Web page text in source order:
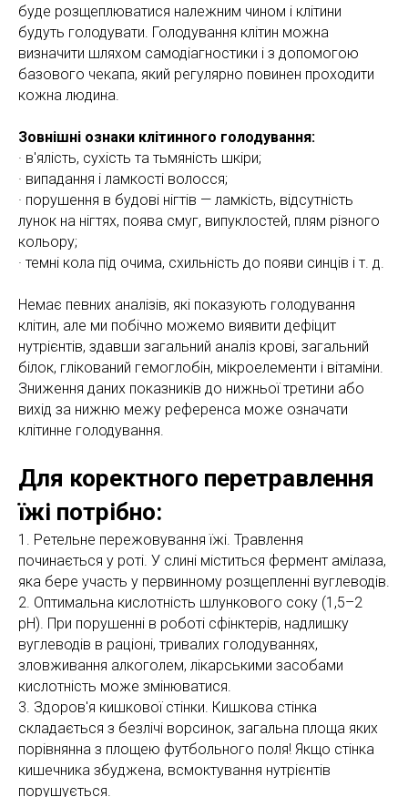
буде розщеплюватися належним чином і клітини
будуть голодувати. Голодування клітин можна
визначити шляхом самодіагностики і з допомогою
базового чекапа, який регулярно повинен проходити
кожна людина.
Зовнішні ознаки клітинного голодування:
· в'ялість, сухість та тьмяність шкіри;
· випадання і ламкості волосся;
· порушення в будові нігтів — ламкість, відсутність
лунок на нігтях, поява смуг, випуклостей, плям різного
кольору;
· темні кола під очима, схильність до появи синців і т. д.
Немає певних аналізів, які показують голодування
клітин, але ми побічно можемо виявити дефіцит
нутрієнтів, здавши загальний аналіз крові, загальний
білок, глікований гемоглобін, мікроелементи і вітаміни.
Зниження даних показників до нижньої третини або
вихід за нижню межу референса може означати
клітинне голодування.
Для коректного перетравлення
їжі потрібно:
1. Ретельне пережовування їжі. Травлення
починається у роті. У слині міститься фермент амілаза,
яка бере участь у первинному розщепленні вуглеводів.
2. Оптимальна кислотність шлункового соку (1,5–2
pH). При порушенні в роботі сфінктерів, надлишку
вуглеводів в раціоні, тривалих голодуваннях,
зловживання алкоголем, лікарськими засобами
кислотність може змінюватися.
3. Здоров'я кишкової стінки. Кишкова стінка
складається з безлічі ворсинок, загальна площа яких
порівнянна з площею футбольного поля! Якщо стінка
кишечника збуджена, всмоктування нутрієнтів
порушується.